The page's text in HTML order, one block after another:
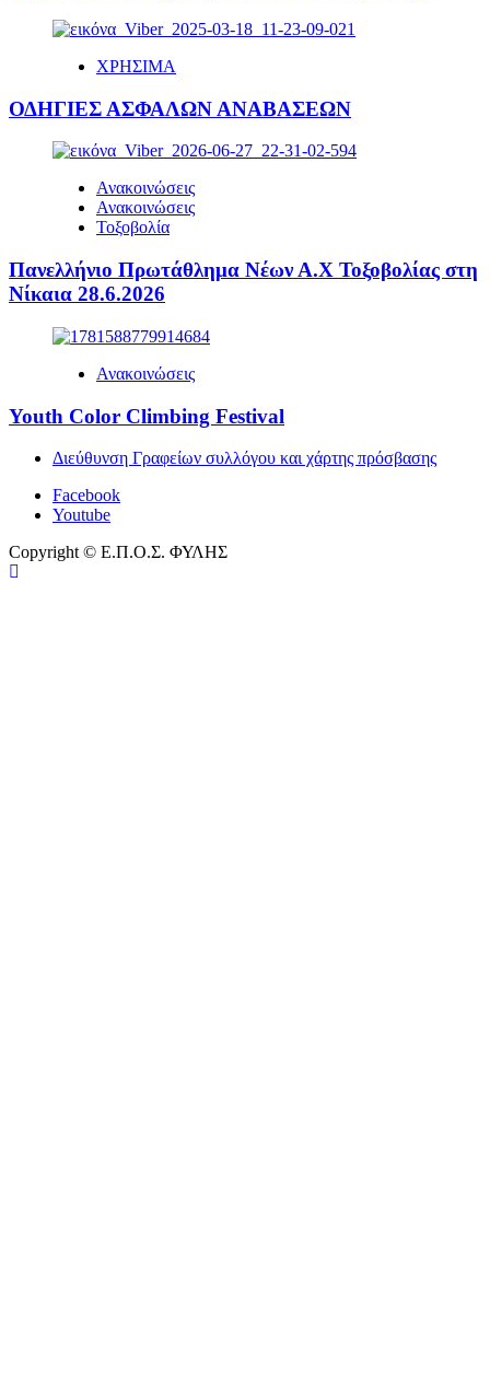
ΧΡΗΣΙΜΑ
ΟΔΗΓΙΕΣ ΑΣΦΑΛΩΝ ΑΝΑΒΑΣΕΩΝ
Ανακοινώσεις
Ανακοινώσεις
Τοξοβολία
Πανελλήνιο Πρωτάθλημα Νέων Α.Χ Τοξοβολίας στη
Νίκαια 28.6.2026
Ανακοινώσεις
Youth Color Climbing Festival
Διεύθυνση Γραφείων συλλόγου και χάρτης πρόσβασης
Facebook
Youtube
Copyright © Ε.Π.Ο.Σ. ΦΥΛΗΣ